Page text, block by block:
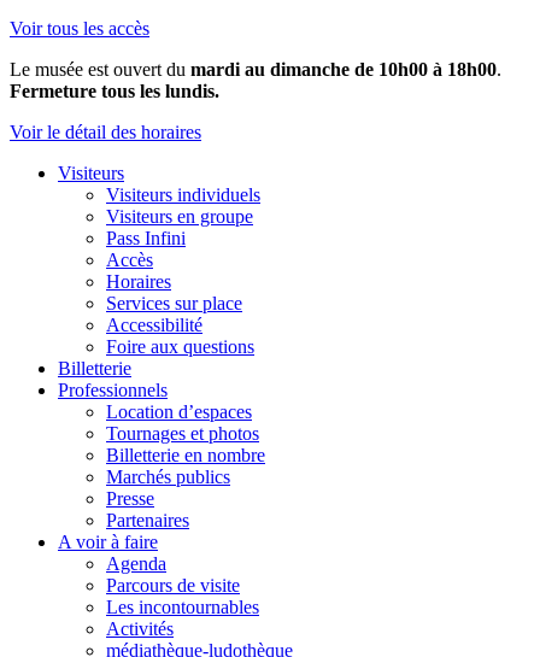
Voir tous les accès
Le musée est ouvert du mardi au dimanche de 10h00 à 18h00.
Fermeture tous les lundis.
Voir le détail des horaires
Visiteurs
Visiteurs individuels
Visiteurs en groupe
Pass Infini
Accès
Horaires
Services sur place
Accessibilité
Foire aux questions
Billetterie
Professionnels
Location d’espaces
Tournages et photos
Billetterie en nombre
Marchés publics
Presse
Partenaires
A voir à faire
Agenda
Parcours de visite
Les incontournables
Activités
médiathèque-ludothèque